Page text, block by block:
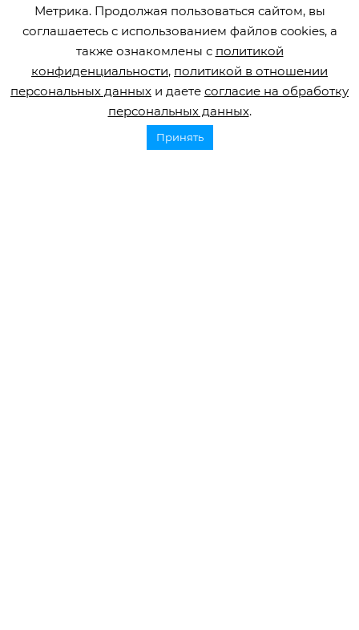
лежащего человека сначала
поверните на здоровый бок и
дайте вылиться пище из верхних
отделов дыхательных путей, затем
поднимите близкого;
Метрика. Продолжая пользоваться сайтом, вы
соглашаетесь с использованием файлов cookies, а
также ознакомлены с политикой
конфиденциальности, политикой в отношении
персональных данных и даете согласие на обработку
персональных данных.
Принять